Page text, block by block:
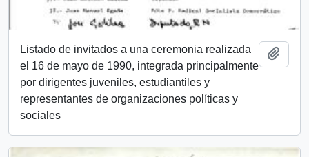
Listado de invitados a una ceremonia realizada
el 16 de mayo de 1990, integrada principalmente
por dirigentes juveniles, estudiantiles y
representantes de organizaciones políticas y
sociales